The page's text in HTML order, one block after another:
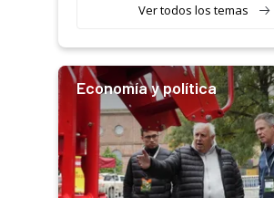
Ver todos los temas
Economía y política